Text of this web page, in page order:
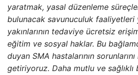
yaratmak, yasal düzenleme
bulunacak savunuculuk faaliyetleri
yakınlarının tedaviye ücretsiz
eğitim ve sosyal haklar. Bu
duyan SMA hastalarının
getiriyoruz. Daha mutlu ve